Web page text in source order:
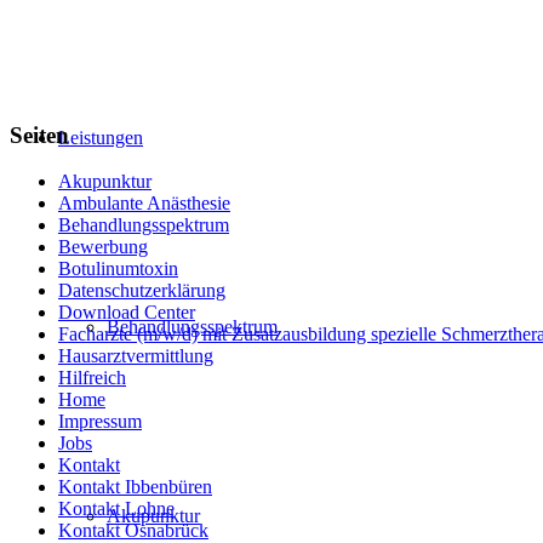
Leistungen
Behandlungsspektrum
Akupunktur
Seiten
Akupunktur
Ambulante Anästhesie
Behandlungsspektrum
Bewerbung
Botulinumtoxin
Datenschutzerklärung
Download Center
Facharzte (m/w/d) mit Zusatzausbildung spezielle
Hausarztvermittlung
Hilfreich
Home
Impressum
Jobs
Kontakt
Kontakt Ibbenbüren
Kontakt Lohne
Kontakt Osnabrück